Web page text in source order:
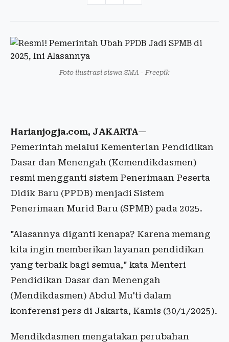
Foto ilustrasi siswa SMA - Freepik
Harianjogja.com, JAKARTA—
Pemerintah melalui Kementerian Pendidikan
Dasar dan Menengah (Kemendikdasmen)
resmi mengganti sistem Penerimaan Peserta
Didik Baru (PPDB) menjadi Sistem
Penerimaan Murid Baru (SPMB) pada 2025.
"Alasannya diganti kenapa? Karena memang
kita ingin memberikan layanan pendidikan
yang terbaik bagi semua," kata Menteri
Pendidikan Dasar dan Menengah
(Mendikdasmen) Abdul Mu'ti dalam
konferensi pers di Jakarta, Kamis (30/1/2025).
Mendikdasmen mengatakan perubahan